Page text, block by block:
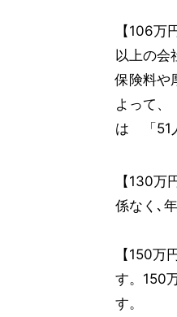
【106
以上の会
保険料や
よって、
は 「51
【130
係なく､
【150
す。150
す。